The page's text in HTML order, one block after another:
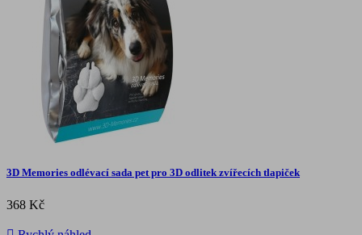
3D Memories odlévací sada pet pro 3D odlitek zvířecích tlapiček
368 Kč